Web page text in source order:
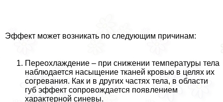
Эффект может возникать по следующим причинам:
Переохлаждение – при снижении температуры тела
наблюдается насыщение тканей кровью в целях их
согревания. Как и в других частях тела, в области
губ эффект сопровождается появлением
хаpaктерной синевы.